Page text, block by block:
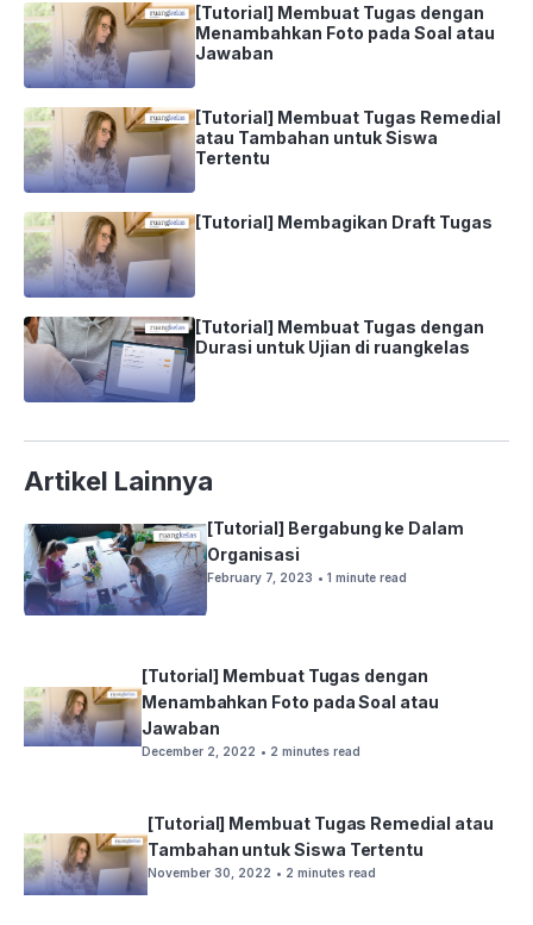
[Tutorial] Membuat Tugas dengan
Menambahkan Foto pada Soal atau
Jawaban
[Tutorial] Membuat Tugas Remedial
atau Tambahan untuk Siswa
Tertentu
[Tutorial] Membagikan Draft Tugas
[Tutorial] Membuat Tugas dengan
Durasi untuk Ujian di ruangkelas
Artikel Lainnya
[Tutorial] Bergabung ke Dalam
Organisasi
February 7, 2023 • 1 minute read
[Tutorial] Membuat Tugas dengan
Menambahkan Foto pada Soal atau
Jawaban
December 2, 2022 • 2 minutes read
[Tutorial] Membuat Tugas Remedial atau
Tambahan untuk Siswa Tertentu
November 30, 2022 • 2 minutes read